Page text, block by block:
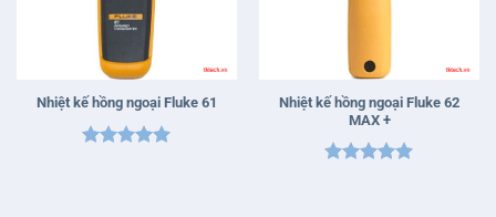
Nhiệt kế hồng ngoại Fluke 61
Nhiệt kế hồng ngoại Fluke 62
MAX +